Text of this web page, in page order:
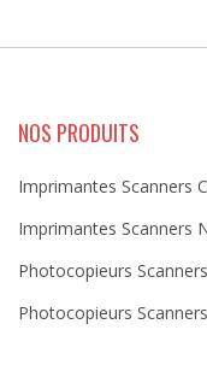
NOS PRODUITS
Imprimantes Scanners
Imprimantes Scanners
Photocopieurs
Photocopieurs